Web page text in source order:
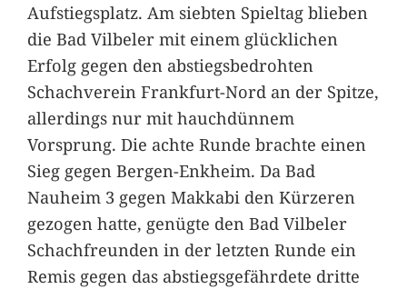
Aufstiegsplatz. Am siebten Spieltag blieben
die Bad Vilbeler mit einem glücklichen
Erfolg gegen den abstiegsbedrohten
Schachverein Frankfurt-Nord an der Spitze,
allerdings nur mit hauchdünnem
Vorsprung. Die achte Runde brachte einen
Sieg gegen Bergen-Enkheim. Da Bad
Nauheim 3 gegen Makkabi den Kürzeren
gezogen hatte, genügte den Bad Vilbeler
Schachfreunden in der letzten Runde ein
Remis gegen das abstiegsgefährdete dritte